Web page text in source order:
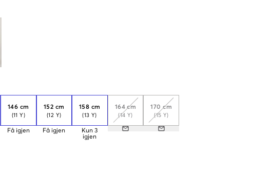
146 cm
(11 Y)
Få igjen
152 cm
(12 Y)
Få igjen
158 cm
(13 Y)
Kun 3
igjen
164 cm
(14 Y)
170 cm
(15 Y)